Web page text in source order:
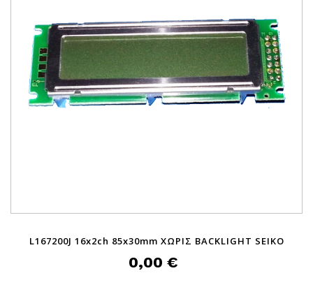
L167200J 16x2ch 85x30mm ΧΩΡΙΣ BACKLIGHT SEIKO
0,00 €